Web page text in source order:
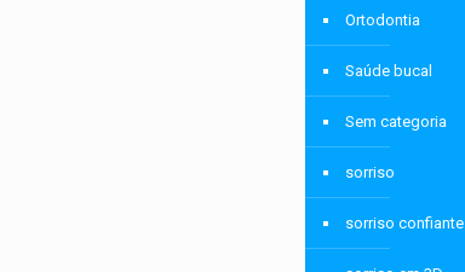
Ortodontia
Saúde bucal
Sem categoria
sorriso
sorriso confiante